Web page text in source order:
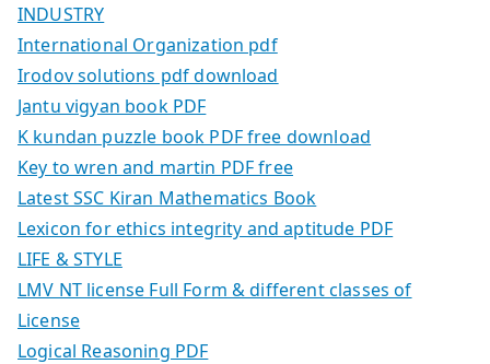
INDUSTRY
International Organization pdf
Irodov solutions pdf download
Jantu vigyan book PDF
K kundan puzzle book PDF free download
Key to wren and martin PDF free
Latest SSC Kiran Mathematics Book
Lexicon for ethics integrity and aptitude PDF
LIFE & STYLE
LMV NT license Full Form & different classes of
License
Logical Reasoning PDF